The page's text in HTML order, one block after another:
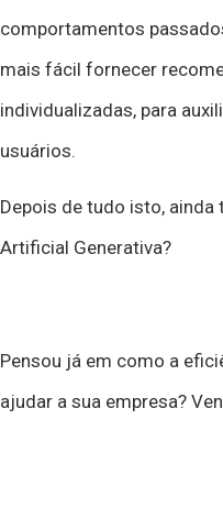
comportamentos
mais fácil fornecer
individualizadas, para
usuários.
Depois de tudo isto,
Artificial Generativa?
Pensou já em como a
ajudar a sua empresa?